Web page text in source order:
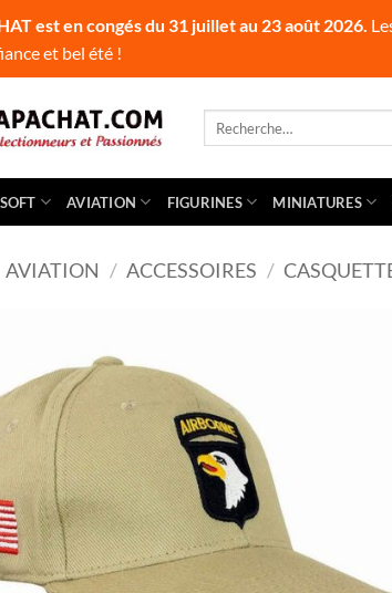
est en congés du 31 juillet au 23 août 2026.
et bel été !
AVIATION FIGURINES MINIATURES
AVIATION / ACCESSOIRES /